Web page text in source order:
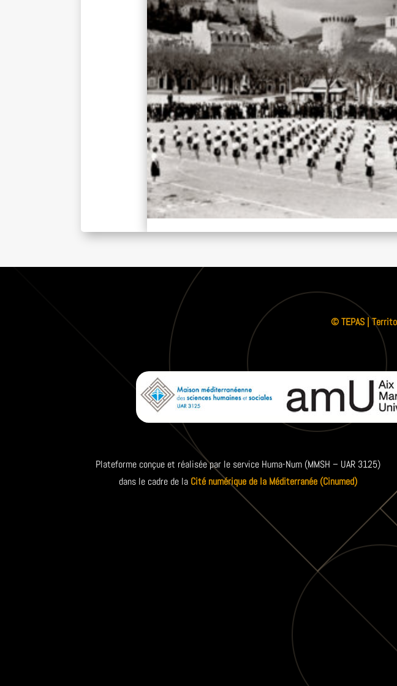
© TEPAS |
Plateforme conçue et réalisée par le service Huma-Num (MMSH – UAR 3125)
dans le cadre de la Cité numérique de la Méditerranée (Cinumed)